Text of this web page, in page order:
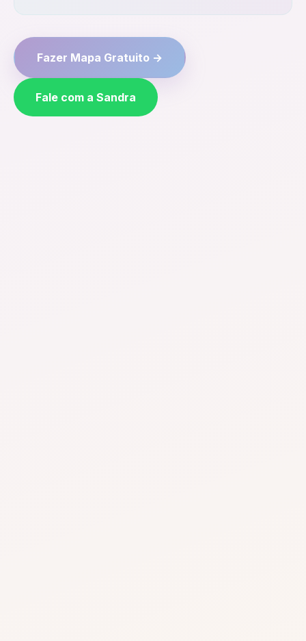
Fazer Mapa Gratuito →
Fale com a Sandra